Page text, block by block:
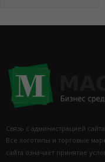
Связь с администрацией
Все логотипы и торговые
сайта означает принятие